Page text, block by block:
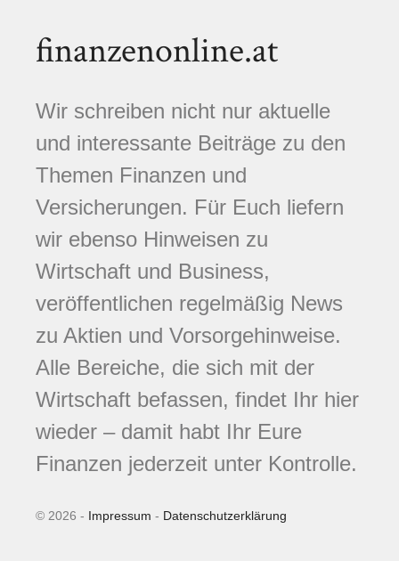
finanzenonline.at
Wir schreiben nicht nur aktuelle
und interessante Beiträge zu den
Themen Finanzen und
Versicherungen. Für Euch liefern
wir ebenso Hinweisen zu
Wirtschaft und Business,
veröffentlichen regelmäßig News
zu Aktien und Vorsorgehinweise.
Alle Bereiche, die sich mit der
Wirtschaft befassen, findet Ihr hier
wieder – damit habt Ihr Eure
Finanzen jederzeit unter Kontrolle.
© 2026 - Impressum - Datenschutzerklärung